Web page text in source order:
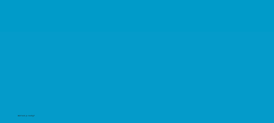
Wat heb je nodig?